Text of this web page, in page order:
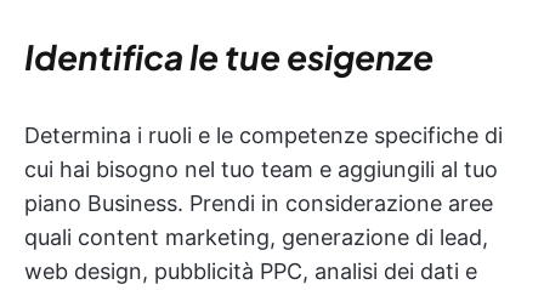
Identifica le tue esigenze
Determina i ruoli e le competenze specifiche di
cui hai bisogno nel tuo team e aggiungili al tuo
piano Business. Prendi in considerazione aree
quali content marketing, generazione di lead,
web design, pubblicità PPC, analisi dei dati e